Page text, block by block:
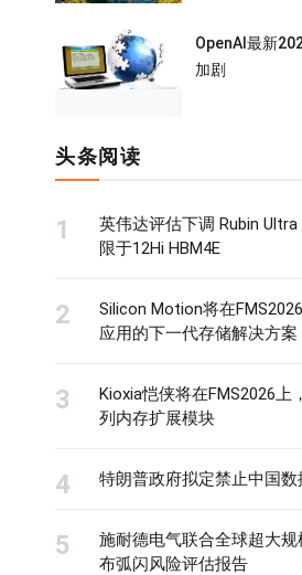
OpenAI最新
加剧
头条阅读
英伟达评估下调 Rubin
限于12Hi HBM4E
Silicon Motion将在
应用的下一代存储解决方案
Kioxia恺侠将在FMS2026上
列内存扩展模块
特朗普政府拟定禁止中国数
施耐德电气联合全球超大
布弧闪风险评估报告